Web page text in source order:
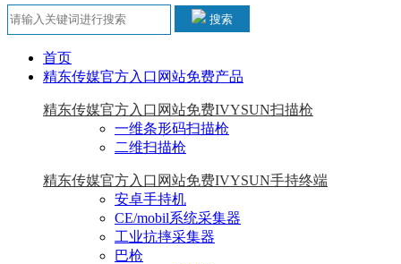
搜索
首页
精东传媒官方入口网站免费产品
精东传媒官方入口网站免费IVYSUN扫描枪
一维条形码扫描枪
二维扫描枪
精东传媒官方入口网站免费IVYSUN手持终端
安卓手持机
CE/mobil系统采集器
工业抗摔采集器
巴枪